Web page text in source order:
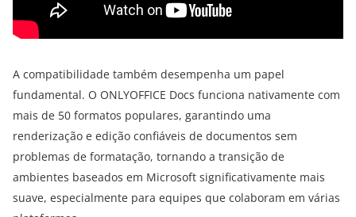
A compatibilidade também desempenha um papel
fundamental. O ONLYOFFICE Docs funciona nativamente com
mais de 50 formatos populares, garantindo uma
renderização e edição confiáveis de documentos sem
problemas de formatação, tornando a transição de
ambientes baseados em Microsoft significativamente mais
suave, especialmente para equipes que colaboram em várias